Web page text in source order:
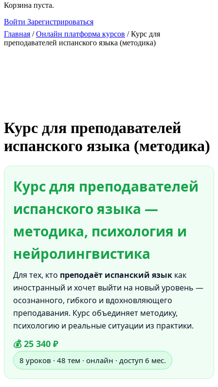
Корзина пуста.
Войти Зарегистрироваться
Close
search
Главная /Онлайн платформа курсов / Курс для
преподавателей испанского языка (методика)
Курс для преподавателей
испанского языка (методика)
Курс для преподавателей
испанского языка —
методика, психология и
нейролингвистика
Для тех, кто преподаёт испанский язык как
иностранный и хочет выйти на новый уровень —
осознанного, гибкого и вдохновляющего
преподавания. Курс объединяет методику,
психологию и реальные ситуации из практики.
💰 25 340 ₽
8 уроков · 48 тем · онлайн · доступ 6 мес.